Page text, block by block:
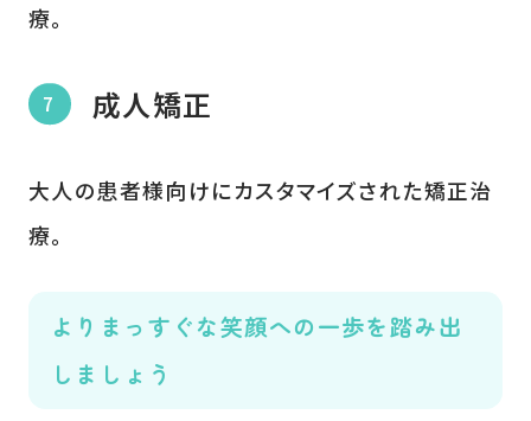
療。
成人矯正
大人の患者様向けにカスタマイズされた矯正治
療。
よりまっすぐな笑顔への一歩を踏み出
しましょう